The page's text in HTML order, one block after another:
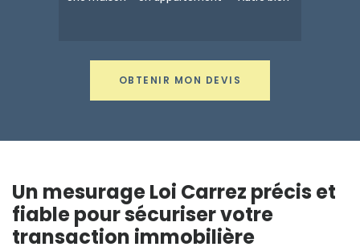
OBTENIR MON DEVIS
Un mesurage Loi Carrez précis et
fiable pour sécuriser votre
transaction immobilière